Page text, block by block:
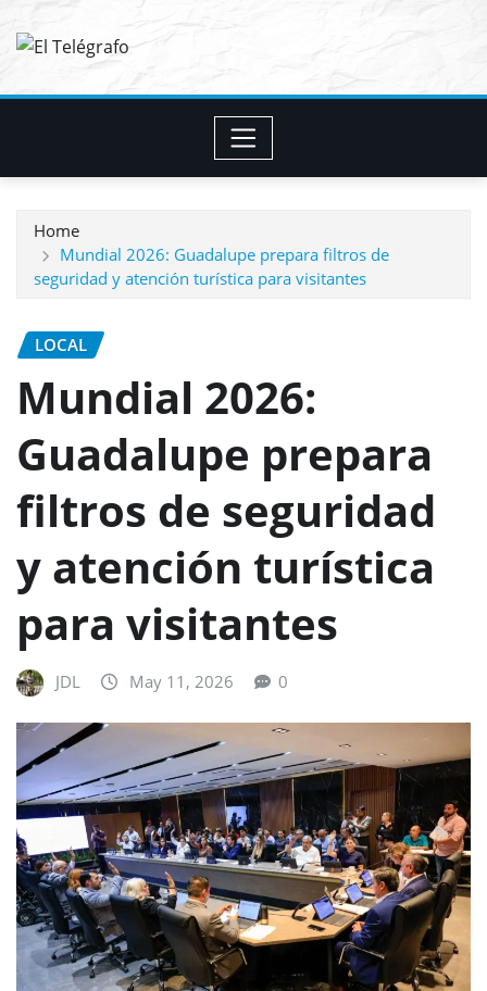
Home
Mundial 2026: Guadalupe prepara filtros de
seguridad y atención turística para visitantes
LOCAL
Mundial 2026:
Guadalupe prepara
filtros de seguridad
y atención turística
para visitantes
JDL May 11, 2026 0